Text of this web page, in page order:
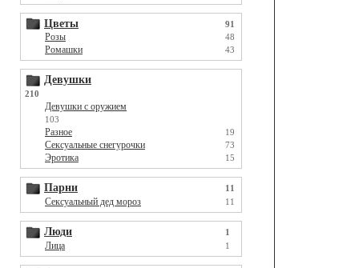
Цветы 91
Розы 48
Ромашки 43
Девушки
210
Девушки с оружием
103
Разное 19
Сексуальные снегурочки 73
Эротика 15
Парни 11
Сексуальный дед мороз 11
Люди 1
Лица 1